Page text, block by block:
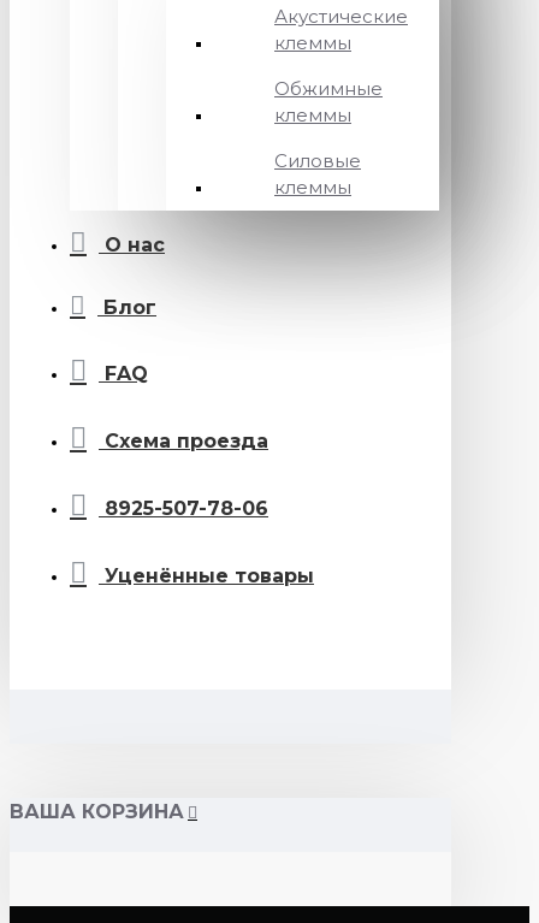
Акустические
клеммы
Обжимные
клеммы
Силовые
клеммы
О нас
Блог
FAQ
Схема проезда
8925-507-78-06
Уценённые товары
ВАША КОРЗИНА